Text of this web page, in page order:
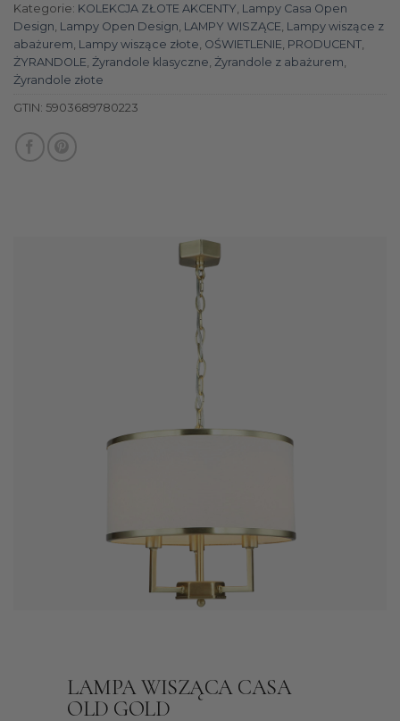
Kategorie: KOLEKCJA ZŁOTE AKCENTY Lampy Casa Open
Design Lampy Open Design LAMPY WISZĄCE Lampy wiszące z
abażurem Lampy wiszące złote OŚWIETLENIE PRODUCENT
ŻYRANDOLE Żyrandole klasyczne Żyrandole z abażurem
Żyrandole złote
GTIN: 5903689780223
LAMPA WISZĄCA CASA
OLD GOLD